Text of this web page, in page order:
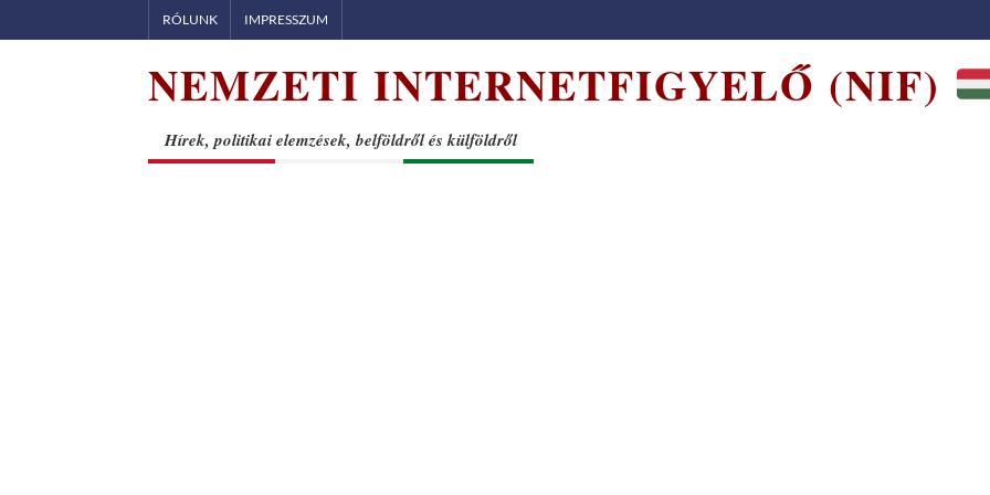
to
RÓLUNK IMPRESSZUM
NEMZETI INTERNETFIGYELŐ (NIF)
Hírek, politikai elemzések, belföldről és külföldről